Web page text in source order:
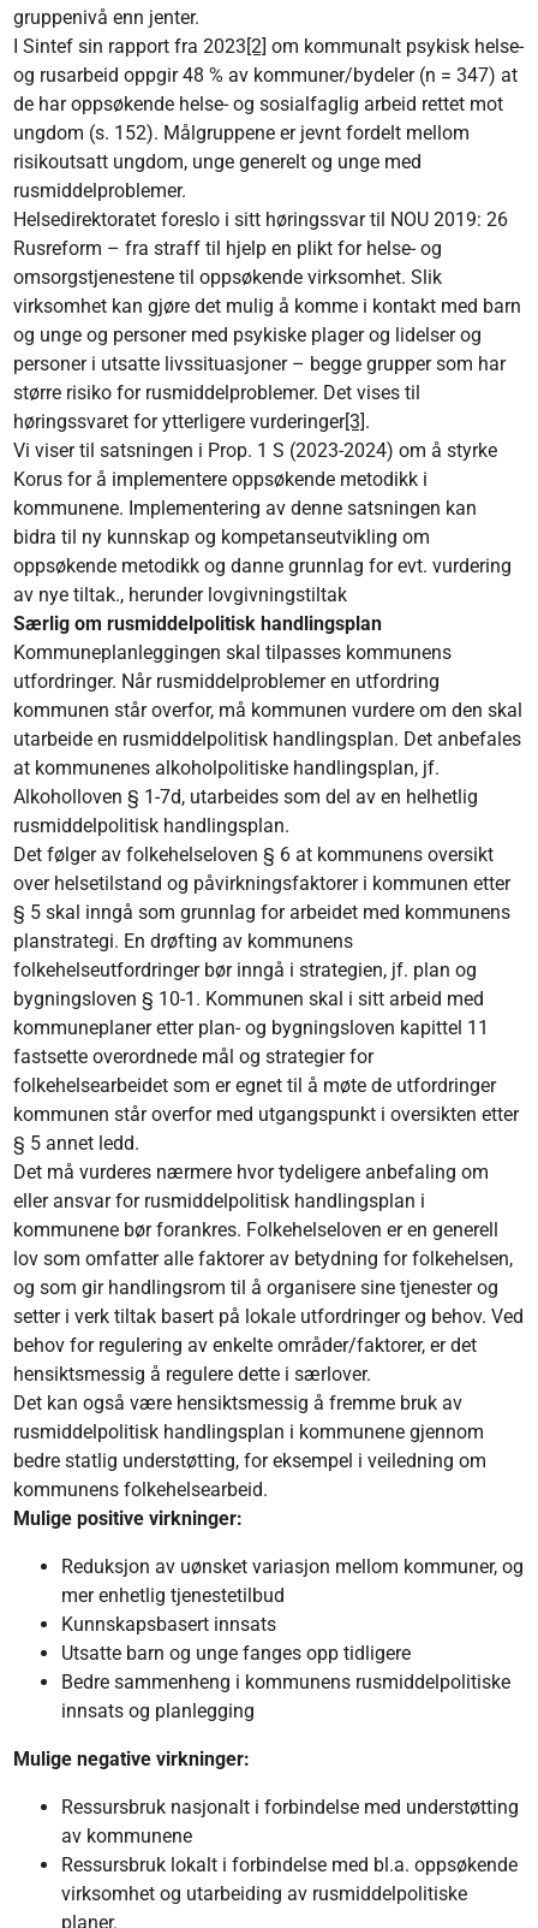
gruppenivå enn jenter.
I Sintef sin rapport fra 2023[2] om kommunalt psykisk helse-
og rusarbeid oppgir 48 % av kommuner/bydeler (n = 347) at
de har oppsøkende helse- og sosialfaglig arbeid rettet mot
ungdom (s. 152). Målgruppene er jevnt fordelt mellom
risikoutsatt ungdom, unge generelt og unge med
rusmiddelproblemer.
Helsedirektoratet foreslo i sitt høringssvar til NOU 2019: 26
Rusreform – fra straff til hjelp en plikt for helse- og
omsorgstjenestene til oppsøkende virksomhet. Slik
virksomhet kan gjøre det mulig å komme i kontakt med barn
og unge og personer med psykiske plager og lidelser og
personer i utsatte livssituasjoner – begge grupper som har
større risiko for rusmiddelproblemer. Det vises til
høringssvaret for ytterligere vurderinger[3].
Vi viser til satsningen i Prop. 1 S (2023-2024) om å styrke
Korus for å implementere oppsøkende metodikk i
kommunene. Implementering av denne satsningen kan
bidra til ny kunnskap og kompetanseutvikling om
oppsøkende metodikk og danne grunnlag for evt. vurdering
av nye tiltak., herunder lovgivningstiltak
Særlig om rusmiddelpolitisk handlingsplan
Kommuneplanleggingen skal tilpasses kommunens
utfordringer. Når rusmiddelproblemer en utfordring
kommunen står overfor, må kommunen vurdere om den skal
utarbeide en rusmiddelpolitisk handlingsplan. Det anbefales
at kommunenes alkoholpolitiske handlingsplan, jf.
Alkoholloven § 1-7d, utarbeides som del av en helhetlig
rusmiddelpolitisk handlingsplan.
Det følger av folkehelseloven § 6 at kommunens oversikt
over helsetilstand og påvirkningsfaktorer i kommunen etter
§ 5 skal inngå som grunnlag for arbeidet med kommunens
planstrategi. En drøfting av kommunens
folkehelseutfordringer bør inngå i strategien, jf. plan og
bygningsloven § 10-1. Kommunen skal i sitt arbeid med
kommuneplaner etter plan- og bygningsloven kapittel 11
fastsette overordnede mål og strategier for
folkehelsearbeidet som er egnet til å møte de utfordringer
kommunen står overfor med utgangspunkt i oversikten etter
§ 5 annet ledd.
Det må vurderes nærmere hvor tydeligere anbefaling om
eller ansvar for rusmiddelpolitisk handlingsplan i
kommunene bør forankres. Folkehelseloven er en generell
lov som omfatter alle faktorer av betydning for folkehelsen,
og som gir handlingsrom til å organisere sine tjenester og
setter i verk tiltak basert på lokale utfordringer og behov. Ved
behov for regulering av enkelte områder/faktorer, er det
hensiktsmessig å regulere dette i særlover.
Det kan også være hensiktsmessig å fremme bruk av
rusmiddelpolitisk handlingsplan i kommunene gjennom
bedre statlig understøtting, for eksempel i veiledning om
kommunens folkehelsearbeid.
Mulige positive virkninger:
Reduksjon av uønsket variasjon mellom kommuner, og
mer enhetlig tjenestetilbud
Kunnskapsbasert innsats
Utsatte barn og unge fanges opp tidligere
Bedre sammenheng i kommunens rusmiddelpolitiske
innsats og planlegging
Mulige negative virkninger:
Ressursbruk nasjonalt i forbindelse med understøtting
av kommunene
Ressursbruk lokalt i forbindelse med bl.a. oppsøkende
virksomhet og utarbeiding av rusmiddelpolitiske
planer.